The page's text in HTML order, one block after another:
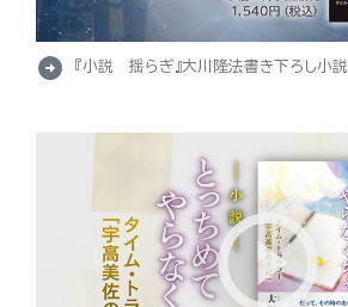
arrow_circle_right 『小説 揺らぎ』大川隆法書き下ろし小説